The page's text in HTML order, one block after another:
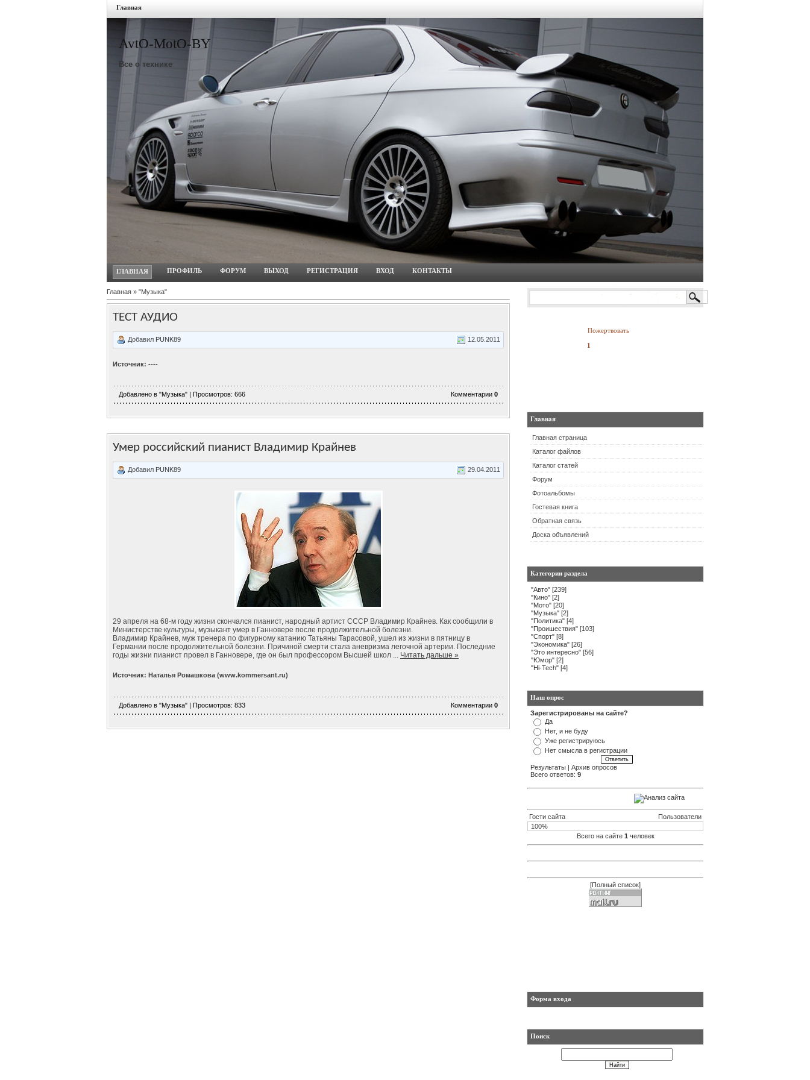
Главная
AvtO-MotO-BY
Все о технике
ГЛАВНАЯ ПРОФИЛЬ ФОРУМ ВЫХОД РЕГИСТРАЦИЯ ВХОД КОНТАКТЫ
Главная » "Музыка"
ТЕСТ АУДИО
Добавил PUNK89 12.05.2011
Источник: ----
Добавлено в "Музыка" | Просмотров: 666 Комментарии 0
Умер российский пианист Владимир Крайнев
Добавил PUNK89 29.04.2011
29 апреля на 68-м году жизни скончался пианист, народный артист СССР Владимир Крайнев. Как сообщили в
Министерстве культуры, музыкант умер в Ганновере после продолжительной болезни.
Владимир Крайнев, муж тренера по фигурному катанию Татьяны Тарасовой, ушел из жизни в пятницу в
Германии после продолжительной болезни. Причиной смерти стала аневризма легочной артерии. Последние
годы жизни пианист провел в Ганновере, где он был профессором Высшей школ ... Читать дальше »
Источник: Наталья Ромашкова (www.kommersant.ru)
Добавлено в "Музыка" | Просмотров: 833 Комментарии 0
Пожертвовать
Главная
Главная страница
Каталог файлов
Каталог статей
Форум
Фотоальбомы
Гостевая книга
Обратная связь
Доска объявлений
Категории раздела
"Авто" [239]
"Кино" [2]
"Мото" [20]
"Музыка" [2]
"Политика" [4]
"Проишествия" [103]
"Спорт" [8]
"Экономика" [26]
"Это интересно" [56]
"Юмор" [2]
"Hi-Tech" [4]
Наш опрос
Зарегистрированы на сайте?
Да
Нет, и не буду
Уже регистрируюсь
Нет смысла в регистрации
Результаты | Архив опросов
Всего ответов: 9
Гости сайта
Пользователи
100%
Всего на сайте 1 человек
[Полный список]
Форма входа
Поиск